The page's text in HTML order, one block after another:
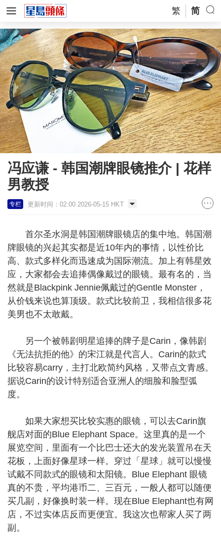
繁 简
冯应谦 - 韩国潮牌眼镜推介 | 花样
男教授
专栏 更新时间：02:00 2026-05-15 HKT
首尔圣水洞是韩国潮牌眼镜店的集中地。韩国潮
牌眼镜的兴起其实都是近10年内的事情，以性价比
高、款式多样化而迅速成为国际潮流。加上有韩星效
应，大家都会去追捧偶像戴过的眼镜。最有名的，当
然就是Blackpink Jennie佩戴过的Gentle Monster，
从价钱来说也算顶级。款式比较前卫，我相信很多花
美男也不太敢戴。
另一个被韩剧明星追捧的牌子是Carin，像韩剧
《无法抗拒的他》的宋江就是代言人。Carin的款式
比较容易carry，主打北欧简约风格，又带点文青感。
据说Carin的设计特别适合亚洲人的细脸和脸型弧
度。
如果大家想买比较实惠的眼镜，可以去Carin旗
舰店对面的Blue Elephant Space。这里真的是一个
展览空间，里面有一个比巴士还大的发光装置吊在天
花板，上面好像星球一样。穿过「星球」就可以慢慢
试戴不同款式的眼镜和太阳镜。Blue Elephant 眼镜
真的不贵，平均港币二、三百元，一般人都可以随便
买几副，好像换时装一样。现在Blue Elephant也有网
店，不过实体店反而更便宜。我这次也帮家人买了两
副。